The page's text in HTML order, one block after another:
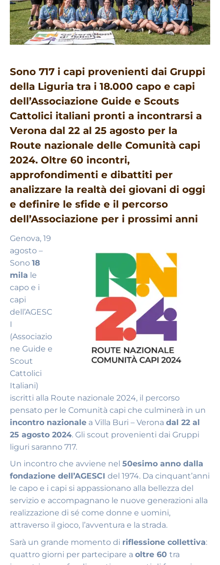
Sono 717 i capi provenienti dai Gruppi
della Liguria tra i 18.000 capo e capi
dell’Associazione Guide e Scouts
Cattolici italiani pronti a incontrarsi a
Verona dal 22 al 25 agosto per la
Route nazionale delle Comunità capi
2024. Oltre 60 incontri,
approfondimenti e dibattiti per
analizzare la realtà dei giovani di oggi
e definire le sfide e il percorso
dell’Associazione per i prossimi anni
Genova, 19
agosto –
Sono 18
mila le
capo e i
capi
dell’AGESC
I
(Associazio
ne Guide e
Scout
Cattolici
Italiani)
iscritti alla Route nazionale 2024, il percorso
pensato per le Comunità capi che culminerà in un
incontro nazionale a Villa Buri – Verona dal 22 al
25 agosto 2024. Gli scout provenienti dai Gruppi
liguri saranno 717.
Un incontro che avviene nel 50esimo anno dalla
fondazione dell’AGESCI del 1974. Da cinquant’anni
le capo e i capi si appassionano alla bellezza del
servizio e accompagnano le nuove generazioni alla
realizzazione di sé come donne e uomini,
attraverso il gioco, l’avventura e la strada.
Sarà un grande momento di riflessione collettiva:
quattro giorni per partecipare a oltre 60 tra